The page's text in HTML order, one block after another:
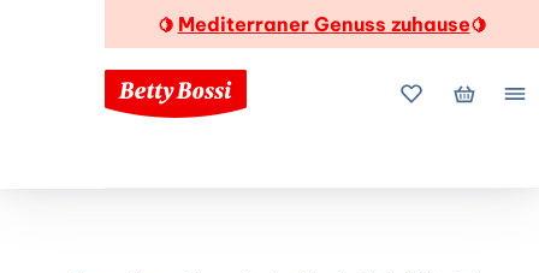
🍋 Mediterraner Genuss zuhause🍋
MeineMein